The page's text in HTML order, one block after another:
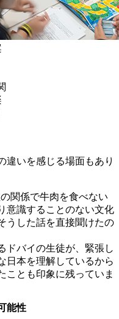
違いを感じる場面もあり
関係で牛肉を食べない
意識することのない文化
うした話を直接聞けたの
ドバイの生徒が、緊張し
日本を理解しているから
ことも印象に残っていま
能性